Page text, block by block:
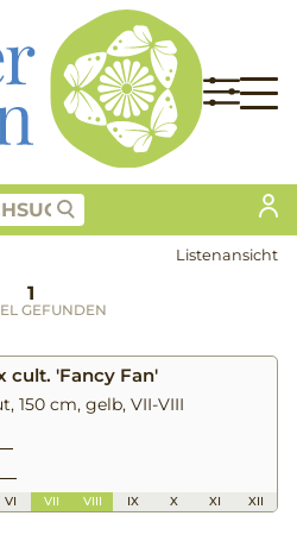
Listenansicht
1
GEFUNDEN
cult. 'Fancy Fan'
150 cm, gelb, VII-VIII
VI VII VIII IX X XI XII